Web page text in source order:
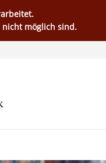
möglich sind.